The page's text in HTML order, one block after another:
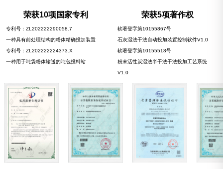
荣获10项国家专利
专利号：ZL202222290058.7
一种具有前处理结构的粉体精确投加装置
专利号：ZL202222224373.X
一种用于吨袋粉体输送的吨包投料站
荣获5项著作权
软著登字第10155867号
石灰湿法干法自动投加装置控制软件V1.0
软著登字第10155518号
粉末活性炭湿法半干法干法投加工艺系统
V1.0